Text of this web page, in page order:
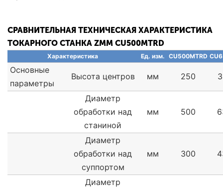
СРАВНИТЕЛЬНАЯ ТЕХНИЧЕСКАЯ ХАРАКТЕРИСТИКА
ТОКАРНОГО СТАНКА ZMM CU500MTRD
Характеристика Ед. изм. CU500MTRD
Основные
параметры
Высота центров мм 250
Диаметр
обработки над
станиной
мм 500
Диаметр
обработки над
суппортом
мм 300
Диаметр